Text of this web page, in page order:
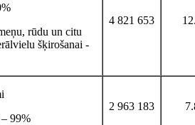
rūdu un citu
šķirošanai -
4 821 653
99%
2 963 183